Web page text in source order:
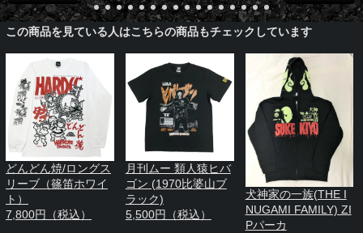
この商品を見ている人はこちらの商品もチェックしています
どんどん焼/ロングス
リーブ（篠笛ホワイ
ト）
7,800円（税込）
月刊ムー 類人猿ヒバ
ゴン (1970比婆山ブ
ラック)
5,500円（税込）
犬神家の一族(THE I
NUGAMI FAMILY) ZI
Pパーカ